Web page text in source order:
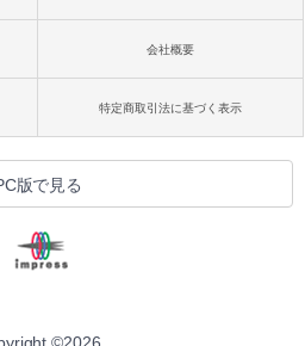
会社概要
特定商取引法に基づく表示
版で見る